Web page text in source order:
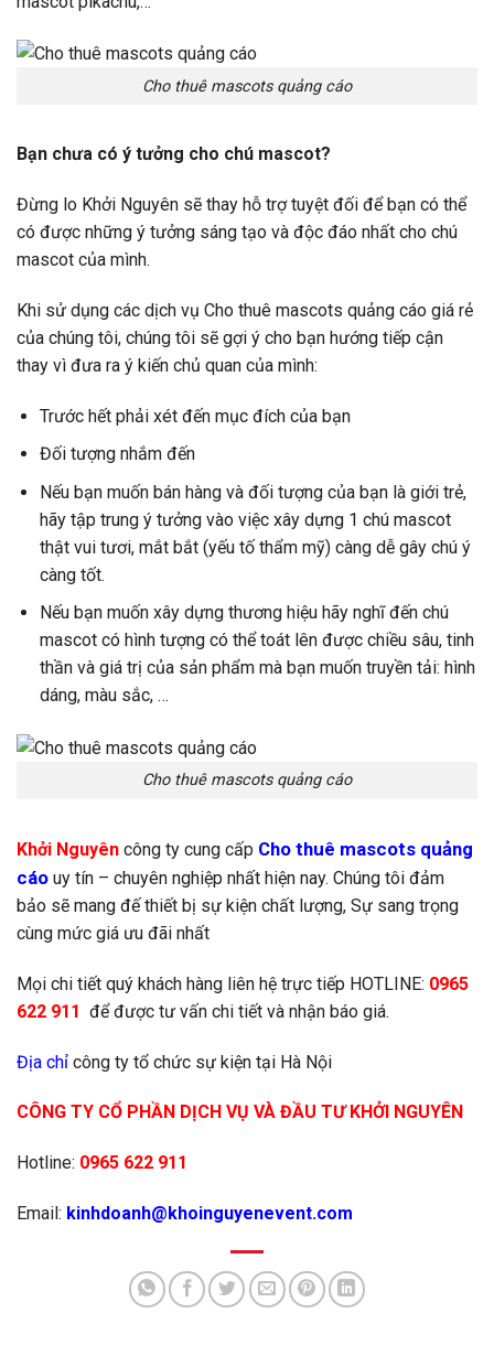
Cho thuê mascots quảng cáo
Bạn chưa có ý tưởng cho chú mascot?
Đừng lo Khởi Nguyên sẽ thay hỗ trợ tuyệt đối để bạn có thể
có được những ý tưởng sáng tạo và độc đáo nhất cho chú
mascot của mình.
Khi sử dụng các dịch vụ Cho thuê mascots quảng cáo giá rẻ
của chúng tôi, chúng tôi sẽ gợi ý cho bạn hướng tiếp cận
thay vì đưa ra ý kiến chủ quan của mình:
Trước hết phải xét đến mục đích của bạn
Đối tượng nhắm đến
Nếu bạn muốn bán hàng và đối tượng của bạn là giới trẻ,
hãy tập trung ý tưởng vào việc xây dựng 1 chú mascot
thật vui tươi, mắt bắt (yếu tố thẩm mỹ) càng dễ gây chú ý
càng tốt.
Nếu bạn muốn xây dựng thương hiệu hãy nghĩ đến chú
mascot có hình tượng có thể toát lên được chiều sâu, tinh
thần và giá trị của sản phẩm mà bạn muốn truyền tải: hình
dáng, màu sắc, …
Cho thuê mascots quảng cáo
Khởi Nguyên công ty cung cấp Cho thuê mascots quảng
cáo uy tín – chuyên nghiệp nhất hiện nay. Chúng tôi đảm
bảo sẽ mang đế thiết bị sự kiện chất lượng, Sự sang trọng
cùng mức giá ưu đãi nhất
Mọi chi tiết quý khách hàng liên hệ trực tiếp HOTLINE: 0965
622 911 để được tư vấn chi tiết và nhận báo giá.
Địa chỉ công ty tổ chức sự kiện tại Hà Nội
CÔNG TY CỔ PHẦN DỊCH VỤ VÀ ĐẦU TƯ KHỞI NGUYÊN
Hotline: 0965 622 911
Email: kinhdoanh@khoinguyenevent.com